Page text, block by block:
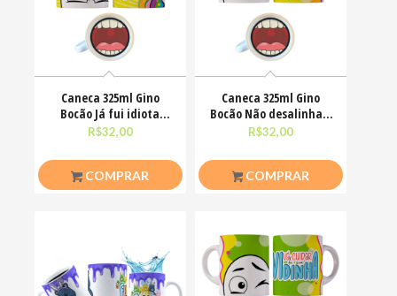
Caneca 325ml Gino
Bocão Já fui idiota
agora só finjo Meme
R$32,00
COMPRAR
Caneca 325ml Gino
Bocão Não desalinha a
porra do meu chakra
R$32,00
COMPRAR